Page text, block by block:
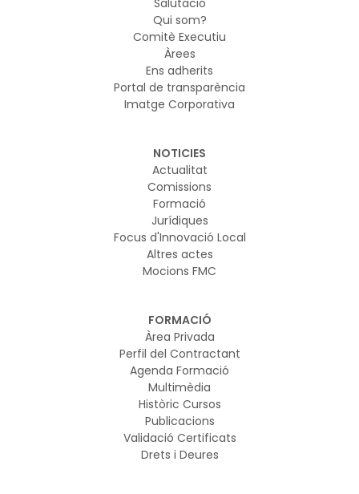
Qui som?
Comitè Executiu
Àrees
Ens adherits
Portal de transparència
Imatge Corporativa
NOTICIES
Actualitat
Comissions
Formació
Jurídiques
Focus d'Innovació Local
Altres actes
Mocions FMC
FORMACIÓ
Àrea Privada
Perfil del Contractant
Agenda Formació
Multimèdia
Històric Cursos
Publicacions
Validació Certificats
Drets i Deures